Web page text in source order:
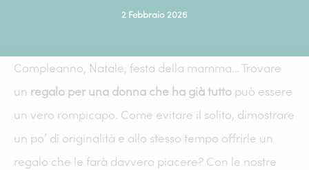
2 Febbraio 2026
Compleanno, Natale, festa della mamma… Trovare
un regalo per una donna che ha già tutto può essere
un vero rompicapo. Come evitare il solito, dimostrare
un po’ di originalità e allo stesso tempo offrirle un
regalo che le farà davvero piacere? Con le nostre